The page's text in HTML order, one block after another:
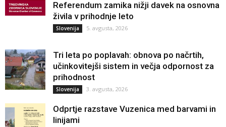
Referendum zamika nižji davek na osnovna
živila v prihodnje leto
Slovenija 5. avgusta, 2026
Tri leta po poplavah: obnova po načrtih,
učinkovitejši sistem in večja odpornost za
prihodnost
Slovenija 3. avgusta, 2026
Odprtje razstave Vuzenica med barvami in
linijami